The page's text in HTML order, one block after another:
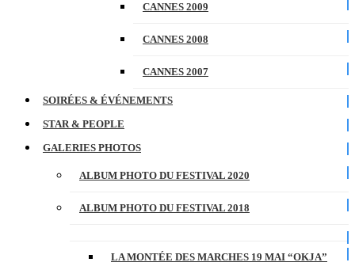
CANNES 2009
CANNES 2008
CANNES 2007
SOIRÉES & ÉVÉNEMENTS
STAR & PEOPLE
GALERIES PHOTOS
ALBUM PHOTO DU FESTIVAL 2020
ALBUM PHOTO DU FESTIVAL 2018
LA MONTÉE DES MARCHES 19 MAI “OKJA”